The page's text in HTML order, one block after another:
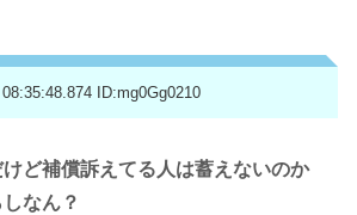
ID:mg0Gg0210
ど補償訴えてる人は蓄えないのか
なん？